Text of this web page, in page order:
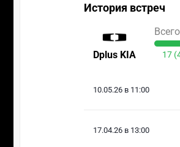
История встреч
Dplus KIA 17
10.05.26 в 11:00
17.04.26 в 13:00